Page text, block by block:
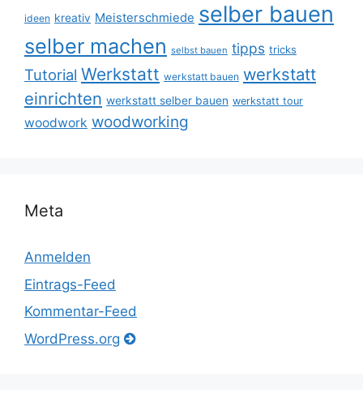
ideen kreativ Meisterschmiede selber bauen
selber machen selbst bauen tipps tricks
Tutorial Werkstatt werkstatt bauen werkstatt
einrichten werkstatt selber bauen werkstatt tour
woodwork woodworking
Meta
Anmelden
Eintrags-Feed
Kommentar-Feed
WordPress.org